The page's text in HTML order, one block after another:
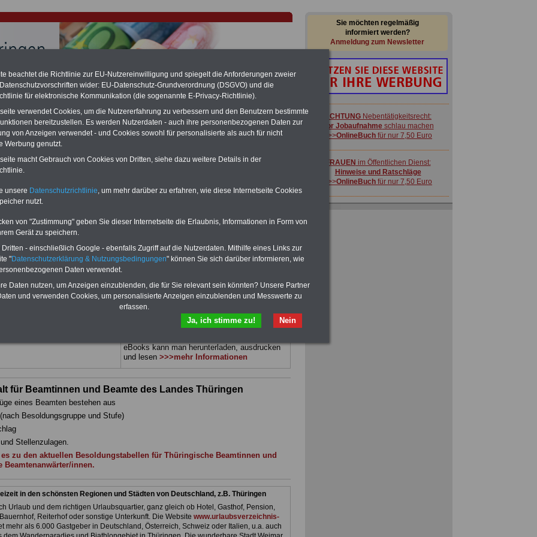
für Beamte & Ruhestandsbeamte (zu geringe Alimentation)
hat die Landesbesoldung von Berlin für die Jahre 2008 bis
erklärt (Berlin muss bis März 2027 eine Neuregelung der
die zun hohen Nachzahlungen führen wird). Auch beim Bund
wird es hohe Nachzahlungen geben (Medienberichten
alle (!) Beamtezwischen mind.
hierzu eine Broschüre heraus, die unmittelbar nach dem Beschluss des
der Bundesregierung vorgelegt wird (im II. Quartal.2026 >>>
zur
der Broschüre
mit drei Ratgebern für nur
sowie Beihilferecht in Bund und
Ratgeber sind übersichtlich
erläutern auch komplizierte
verständlich und kompakt (auch
und Beamte sowie
DienstZum Komplettpreis von 15 Euro im Jahr
können Sie zehn Bücher als eBook
Beamte sowie Tarifbeschäftigte vom
Freistaat
Thüringengeeignet: Themen der Bücher sind:
Rund ums Geld im öffentlichen Dienst,
Beamtenrecht, Besoldung, Beihilferecht,
Beamtenversorgungsrecht, Frauen im
öffentlichen Dienst, Nebentätigkeitsrecht sowie
eBooks kann man herunterladen, ausdrucken
und lesen >>>mehr Informationen
für Beamtinnen und Beamte des Landes Thüringen
eines Beamten bestehen aus
Besoldungsgruppe und Stufe)
Stellenzulagen.
zu den aktuellen Besoldungstabellen für Thüringische Beamtinnen und
Beamtenanwärter/innen.
in den schönsten Regionen und Städten von Deutschland, z.B. Thüringen
Urlaub und dem richtigen Urlaubsquartier, ganz gleich ob Hotel, Gasthof, Pension,
Reiterhof oder sonstige Unterkunft. Die Website www.urlaubsverzeichnis-
mehr als 6.000 Gastgeber in Deutschland, Österreich, Schweiz oder Italien, u.a. auch
Sie möchten regelmäßig
informiert werden?
Anmeldung zum Newsletter
ACHTUNG Nebentätigkeitsrecht:
vor Jobaufnahmeschlau machen
>>>OnlineBuch für nur 7,50 Euro
FRAUEN im Öffentlichen Dienst:
Hinweise und Ratschläge
>>>OnlineBuch für nur 7,50 Euro
beachtet die Richtlinie zur EU-Nutzereinwilligung und spiegelt die Anforderungen zweier
wider: EU-Datenschutz-Grundverordnung (DSGVO) und die
für elektronische Kommunikation (die sogenannte E-Privacy-Richtlinie).
verwendet Cookies, um die Nutzererfahrung zu verbessern und den Benutzern bestimmte
bereitzustellen. Es werden Nutzerdaten - auch ihre personenbezogenen Daten zur
von Anzeigen verwendet - und Cookies sowohl für personalisierte als auch für nicht
Werbung genutzt.
macht Gebrauch von Cookies von Dritten, siehe dazu weitere Details in der
unsere Datenschutzrichtlinie, um mehr darüber zu erfahren, wie diese Internetseite Cookies
nutzt.
von "Zustimmung" geben Sie dieser Internetseite die Erlaubnis, Informationen in Form von
Gerät zu speichern.
- einschließlich Google - ebenfalls Zugriff auf die Nutzerdaten. Mithilfe eines Links zur
"Datenschutzerklärung & Nutzungsbedingungen" können Sie sich darüber informieren, wie
Daten verwendet.
Daten nutzen, um Anzeigen einzublenden, die für Sie relevant sein könnten? Unsere Partner
und verwenden Cookies, um personalisierte Anzeigen einzublenden und Messwerte zu
erfassen.
Nein
Ja, ich stimme zu!